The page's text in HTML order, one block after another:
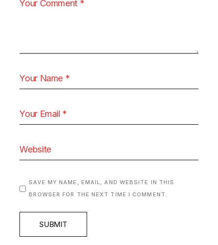
SAVE MY NAME, EMAIL, AND WEBSITE IN THIS
BROWSER FOR THE NEXT TIME I COMMENT.
SUBMIT